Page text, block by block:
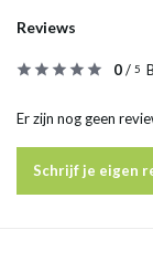
Reviews
0/ 5
Er zijn nog geen
Schrijf je eigen